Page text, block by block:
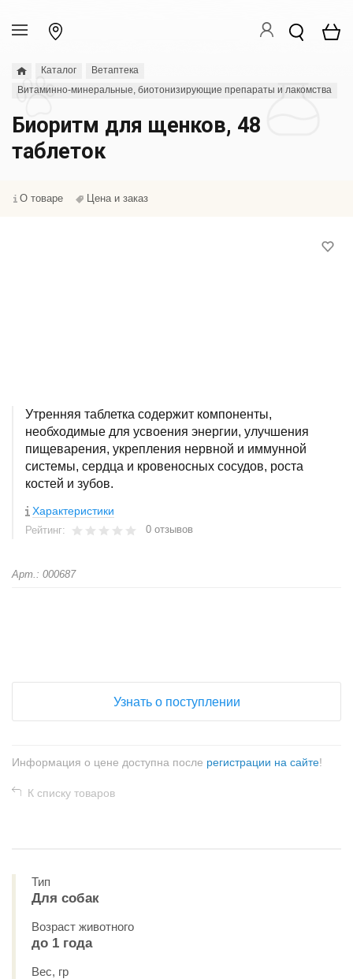
Каталог
Ветаптека
Витаминно-минеральные, биотонизирующие препараты и лакомства
Биоритм для щенков, 48
таблеток
О товаре Цена и заказ
Утренняя таблетка содержит компоненты,
необходимые для усвоения энергии, улучшения
пищеварения, укрепления нервной и иммунной
системы, сердца и кровеносных сосудов, роста
костей и зубов.
Характеристики
Рейтинг: 0 отзывов
Арт.: 000687
Узнать о поступлении
Информация о цене доступна после регистрации на сайте!
К списку товаров
Тип
Для собак
Возраст животного
до 1 года
Вес, гр